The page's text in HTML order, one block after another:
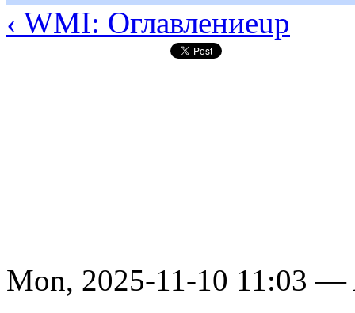
‹ WMI: Оглавлениеup
Mon, 2025-11-10 11:03 —